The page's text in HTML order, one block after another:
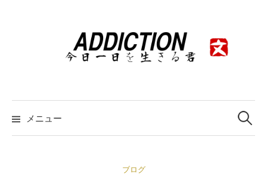
ス
キ
ッ
メニュー
検
索:
ブログ